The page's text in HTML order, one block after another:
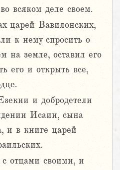
всяком деле своем.
царей Вавилонских,
к нему спросить о
на земле, оставил его
его и открыть все,
и добродетели
Исаии, сына
и в книге царей
отцами своими, и